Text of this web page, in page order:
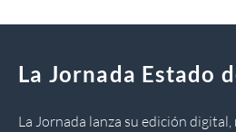
La Jornada Estado
La Jornada lanza su edición